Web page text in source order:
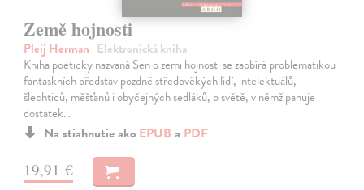
Země hojnosti
Pleij Herman | Elektronická kniha
Kniha poeticky nazvaná Sen o zemi hojnosti se zaobírá problematikou
fantaskních představ pozdně středověkých lidí, intelektuálů,
šlechticů, měšťanů i obyčejných sedláků, o světě, v němž panuje
dostatek…
Na stiahnutie ako EPUB a PDF
19,91 €